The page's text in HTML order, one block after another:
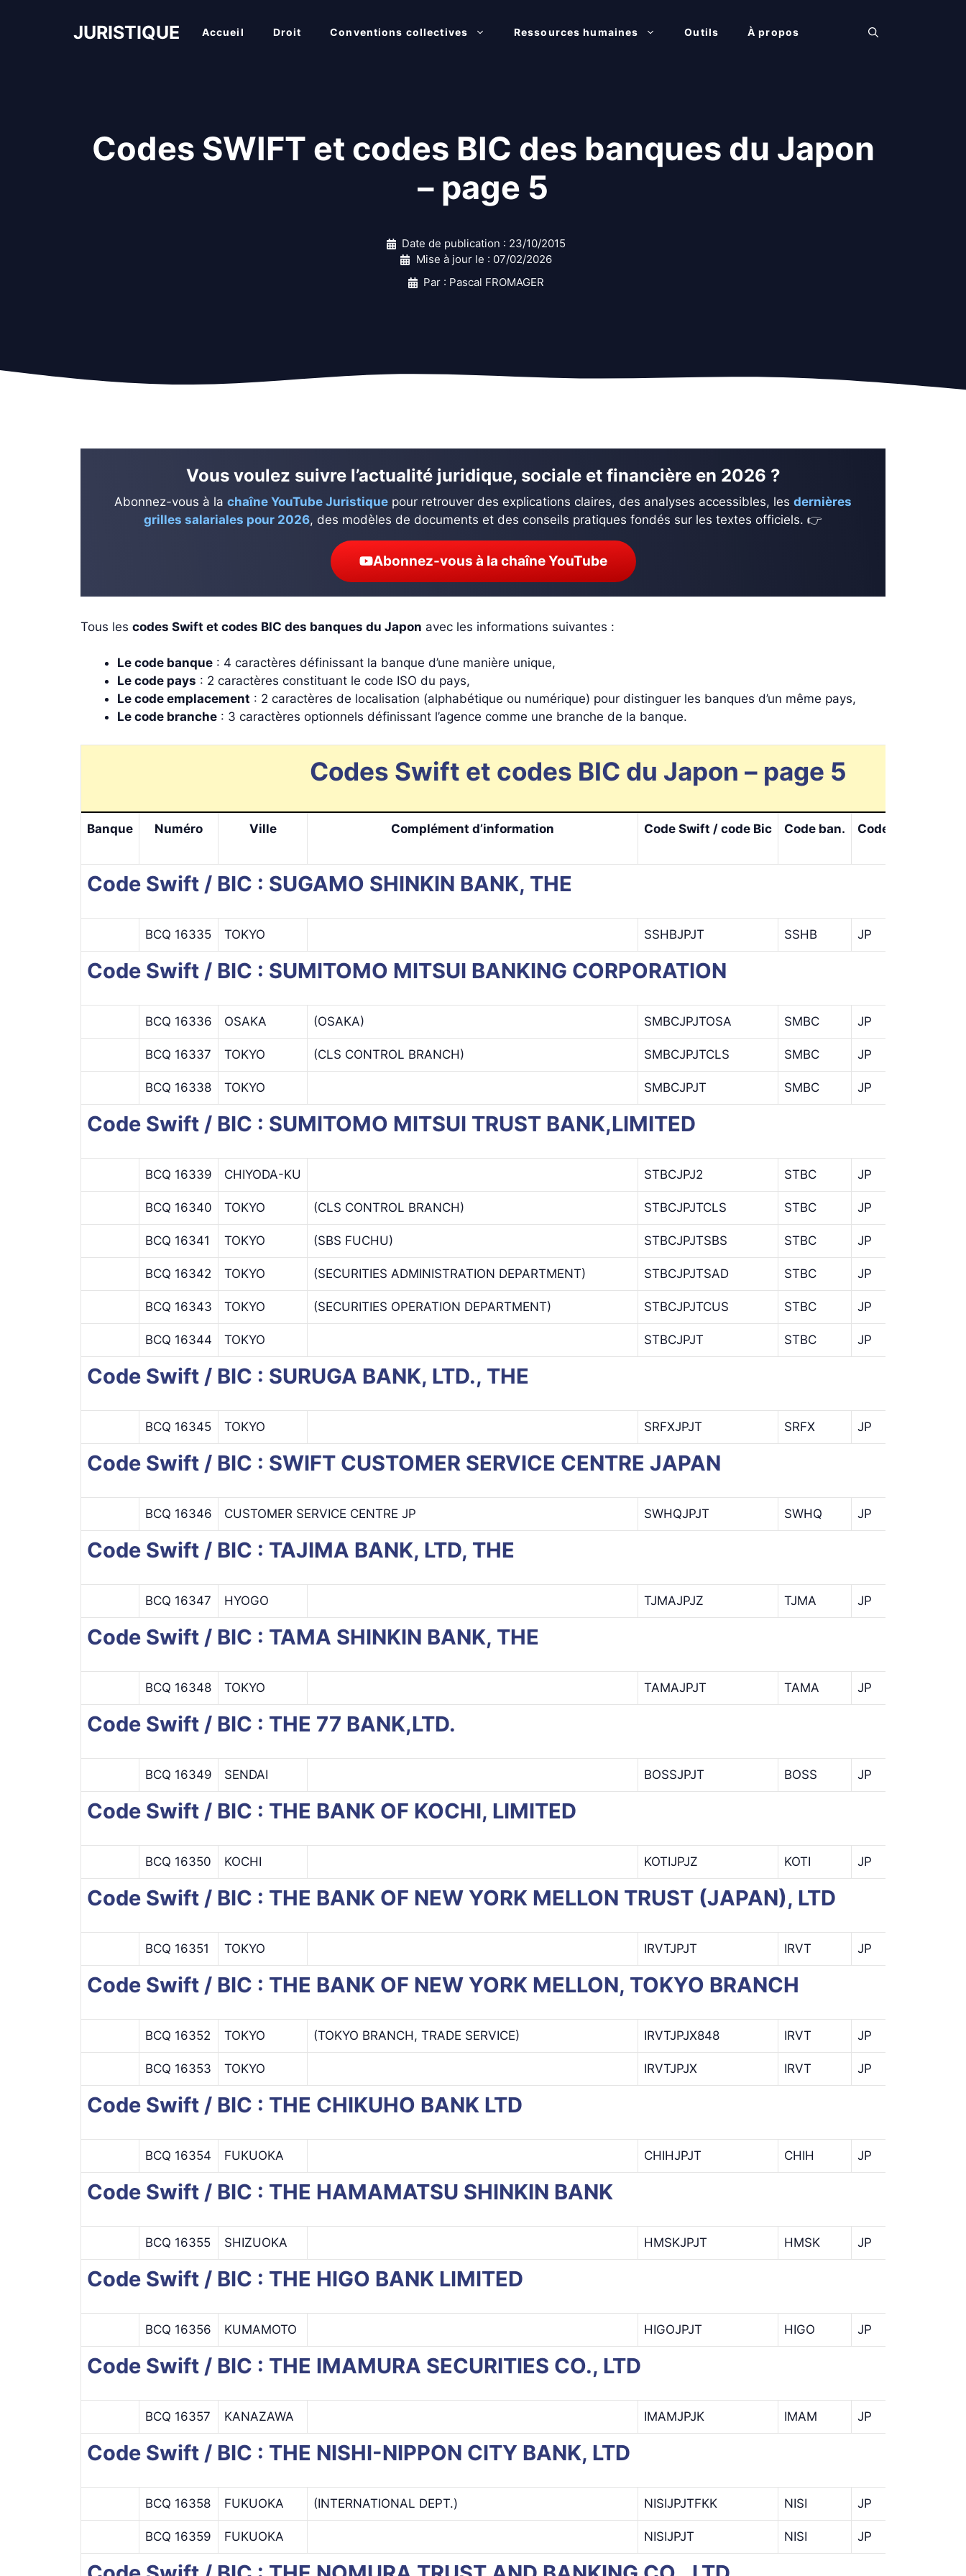
JURISTIQUE Accueil Droit Conventions collectives Ressources humaines Outils À propos
Codes SWIFT et codes BIC des banques du Japon
– page 5
Date de publication : 23/10/2015
Mise à jour le : 07/02/2026
Par : Pascal FROMAGER
Vous voulez suivre l’actualité juridique, sociale et financière en 2026 ?
Abonnez-vous à la chaîne YouTube Juristique pour retrouver des explications claires, des analyses accessibles, les dernières
grilles salariales pour 2026, des modèles de documents et des conseils pratiques fondés sur les textes officiels. 👉
Abonnez-vous à la chaîne YouTube
Tous les codes Swift et codes BIC des banques du Japon avec les informations suivantes :
Le code banque : 4 caractères définissant la banque d’une manière unique,
Le code pays : 2 caractères constituant le code ISO du pays,
Le code emplacement : 2 caractères de localisation (alphabétique ou numérique) pour distinguer les banques d’un même pays,
Le code branche : 3 caractères optionnels définissant l’agence comme une branche de la banque.
Codes Swift et codes BIC du Japon – page 5
Banque Numéro Ville Complément d’information Code Swift / code Bic Code ban. Code pays
Code Swift / BIC : SUGAMO SHINKIN BANK, THE
BCQ 16335 TOKYO SSHBJPJT SSHB JP
Code Swift / BIC : SUMITOMO MITSUI BANKING CORPORATION
BCQ 16336 OSAKA (OSAKA) SMBCJPJTOSA SMBC JP
BCQ 16337 TOKYO (CLS CONTROL BRANCH) SMBCJPJTCLS SMBC JP
BCQ 16338 TOKYO SMBCJPJT SMBC JP
Code Swift / BIC : SUMITOMO MITSUI TRUST BANK,LIMITED
BCQ 16339 CHIYODA-KU STBCJPJ2 STBC JP
BCQ 16340 TOKYO (CLS CONTROL BRANCH) STBCJPJTCLS STBC JP
BCQ 16341 TOKYO (SBS FUCHU) STBCJPJTSBS STBC JP
BCQ 16342 TOKYO (SECURITIES ADMINISTRATION DEPARTMENT) STBCJPJTSAD STBC JP
BCQ 16343 TOKYO (SECURITIES OPERATION DEPARTMENT) STBCJPJTCUS STBC JP
BCQ 16344 TOKYO STBCJPJT STBC JP
Code Swift / BIC : SURUGA BANK, LTD., THE
BCQ 16345 TOKYO SRFXJPJT SRFX JP
Code Swift / BIC : SWIFT CUSTOMER SERVICE CENTRE JAPAN
BCQ 16346 CUSTOMER SERVICE CENTRE JP SWHQJPJT SWHQ JP
Code Swift / BIC : TAJIMA BANK, LTD, THE
BCQ 16347 HYOGO TJMAJPJZ TJMA JP
Code Swift / BIC : TAMA SHINKIN BANK, THE
BCQ 16348 TOKYO TAMAJPJT TAMA JP
Code Swift / BIC : THE 77 BANK,LTD.
BCQ 16349 SENDAI BOSSJPJT BOSS JP
Code Swift / BIC : THE BANK OF KOCHI, LIMITED
BCQ 16350 KOCHI KOTIJPJZ KOTI JP
Code Swift / BIC : THE BANK OF NEW YORK MELLON TRUST (JAPAN), LTD
BCQ 16351 TOKYO IRVTJPJT IRVT JP
Code Swift / BIC : THE BANK OF NEW YORK MELLON, TOKYO BRANCH
BCQ 16352 TOKYO (TOKYO BRANCH, TRADE SERVICE) IRVTJPJX848 IRVT JP
BCQ 16353 TOKYO IRVTJPJX IRVT JP
Code Swift / BIC : THE CHIKUHO BANK LTD
BCQ 16354 FUKUOKA CHIHJPJT CHIH JP
Code Swift / BIC : THE HAMAMATSU SHINKIN BANK
BCQ 16355 SHIZUOKA HMSKJPJT HMSK JP
Code Swift / BIC : THE HIGO BANK LIMITED
BCQ 16356 KUMAMOTO HIGOJPJT HIGO JP
Code Swift / BIC : THE IMAMURA SECURITIES CO., LTD
BCQ 16357 KANAZAWA IMAMJPJK IMAM JP
Code Swift / BIC : THE NISHI-NIPPON CITY BANK, LTD
BCQ 16358 FUKUOKA (INTERNATIONAL DEPT.) NISIJPJTFKK NISI JP
BCQ 16359 FUKUOKA NISIJPJT NISI JP